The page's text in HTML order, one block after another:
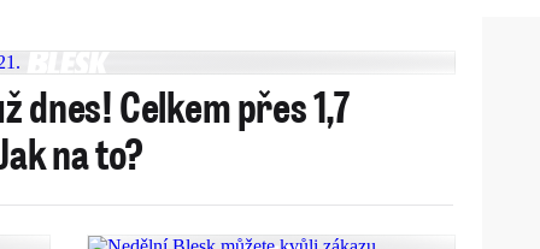
dnes! Celkem přes 1,7
na to?